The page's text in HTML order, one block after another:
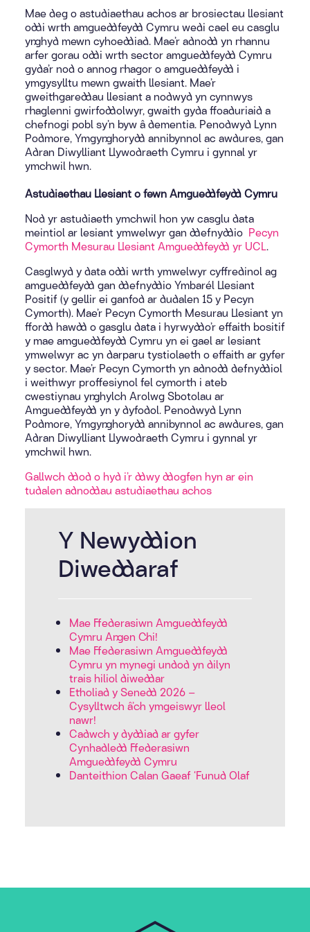
Mae deg o astudiaethau achos ar brosiectau llesiant
oddi wrth amgueddfeydd Cymru wedi cael eu casglu
ynghyd mewn cyhoeddiad. Mae’r adnodd yn rhannu
arfer gorau oddi wrth sector amgueddfeydd Cymru
gyda’r nod o annog rhagor o amgueddfeydd i
ymgysylltu mewn gwaith llesiant. Mae’r
gweithgareddau llesiant a nodwyd yn cynnwys
rhaglenni gwirfoddolwyr, gwaith gyda ffoaduriaid a
chefnogi pobl sy’n byw â dementia. Penodwyd Lynn
Podmore, Ymgynghorydd annibynnol ac awdures, gan
Adran Diwylliant Llywodraeth Cymru i gynnal yr
ymchwil hwn.
Astudiaethau Llesiant o fewn Amgueddfeydd Cymru
Nod yr astudiaeth ymchwil hon yw casglu data
meintiol ar lesiant ymwelwyr gan ddefnyddio Pecyn
Cymorth Mesurau Llesiant Amgueddfeydd yr UCL.
Casglwyd y data oddi wrth ymwelwyr cyffredinol ag
amgueddfeydd gan ddefnyddio Ymbarél Llesiant
Positif (y gellir ei ganfod ar dudalen 15 y Pecyn
Cymorth). Mae’r Pecyn Cymorth Mesurau Llesiant yn
ffordd hawdd o gasglu data i hyrwyddo’r effaith bositif
y mae amgueddfeydd Cymru yn ei gael ar lesiant
ymwelwyr ac yn darparu tystiolaeth o effaith ar gyfer
y sector. Mae’r Pecyn Cymorth yn adnodd defnyddiol
i weithwyr proffesiynol fel cymorth i ateb
cwestiynau ynghylch Arolwg Sbotolau ar
Amgueddfeydd yn y dyfodol. Penodwyd Lynn
Podmore, Ymgynghorydd annibynnol ac awdures, gan
Adran Diwylliant Llywodraeth Cymru i gynnal yr
ymchwil hwn.
Gallwch ddod o hyd i’r ddwy ddogfen hyn ar ein
tudalen adnoddau astudiaethau achos
Y Newyddion
Diweddaraf
Mae Ffederasiwn Amgueddfeydd
Cymru Angen Chi!
Mae Ffederasiwn Amgueddfeydd
Cymru yn mynegi undod yn dilyn
trais hiliol diweddar
Etholiad y Senedd 2026 –
Cysylltwch â’ch ymgeiswyr lleol
nawr!
Cadwch y dyddiad ar gyfer
Cynhadledd Ffederasiwn
Amgueddfeydd Cymru
Danteithion Calan Gaeaf ‘Funud Olaf